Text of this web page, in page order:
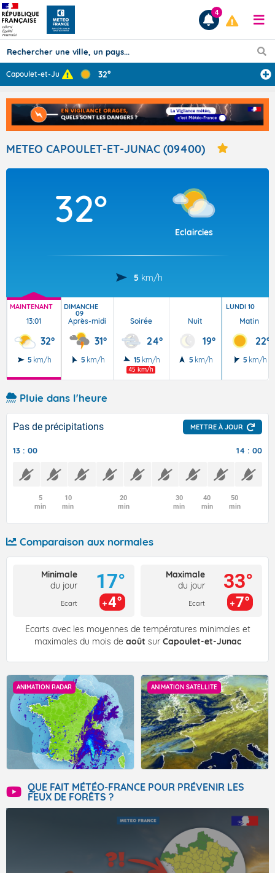
Prévisions
TOUS LES RÉSULTATS
Articles
4
Capoulet-et-Jun... 32°
METEO CAPOULET-ET-JUNAC (09400)
32°
Eclaircies
5 km/h
MAINTENANT
13:01
32°
5 km/h
DIMANCHE
09
Après-midi
31°
5 km/h
Soirée
24°
15 km/h
45 km/h
Nuit
19°
5 km/h
LUNDI 10
Matin
22°
5 km/h
Pluie dans l'heure
Pas de précipitations METTRE À JOUR
13 : 00 14 : 00
5
min
10
min
20
min
30
min
40
min
50
min
Comparaison aux normales
Minimale
du jour
Ecart
17°
4°
Maximale
du jour
Ecart
33°
7°
Écarts avec les moyennes de températures minimales et
maximales du mois de août sur Capoulet-et-Junac
ANIMATION RADAR ANIMATION SATELLITE
QUE FAIT MÉTÉO-FRANCE POUR PRÉVENIR LES
FEUX DE FORÊTS ?